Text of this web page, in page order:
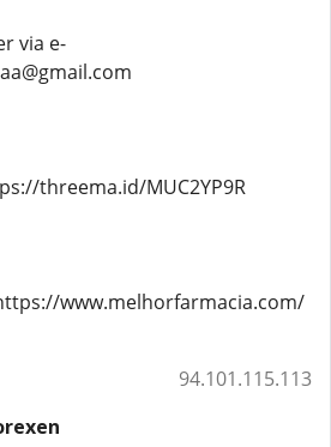
via e-
threema.id/MUC2YP9R
www.melhorfarmacia.com/
94.101.115.113